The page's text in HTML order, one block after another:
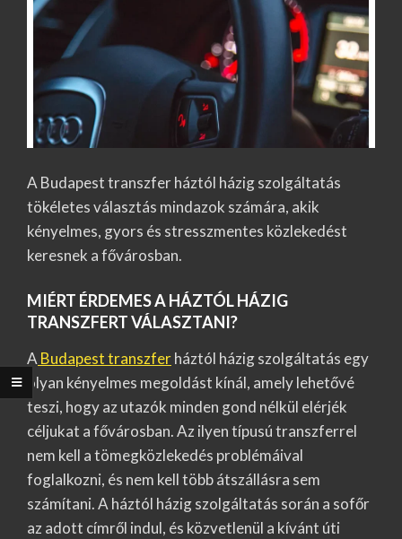
A Budapest transzfer háztól házig szolgáltatás
tökéletes választás mindazok számára, akik
kényelmes, gyors és stresszmentes közlekedést
keresnek a fővárosban.
MIÉRT ÉRDEMES A HÁZTÓL HÁZIG
TRANSZFERT VÁLASZTANI?
ABudapest transzferháztól házig szolgáltatás egy
olyan kényelmes megoldást kínál, amely lehetővé
teszi, hogy az utazók minden gond nélkül elérjék
céljukat a fővárosban. Az ilyen típusú transzferrel
nem kell a tömegközlekedés problémáival
foglalkozni, és nem kell több átszállásra sem
számítani. A háztól házig szolgáltatás során a sofőr
az adott címről indul, és közvetlenül a kívánt úti